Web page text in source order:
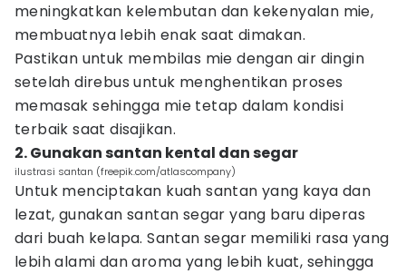
meningkatkan kelembutan dan kekenyalan mie,
membuatnya lebih enak saat dimakan.
Pastikan untuk membilas mie dengan air dingin
setelah direbus untuk menghentikan proses
memasak sehingga mie tetap dalam kondisi
terbaik saat disajikan.
2. Gunakan santan kental dan segar
ilustrasi santan (freepik.com/atlascompany)
Untuk menciptakan kuah santan yang kaya dan
lezat, gunakan santan segar yang baru diperas
dari buah kelapa. Santan segar memiliki rasa yang
lebih alami dan aroma yang lebih kuat, sehingga